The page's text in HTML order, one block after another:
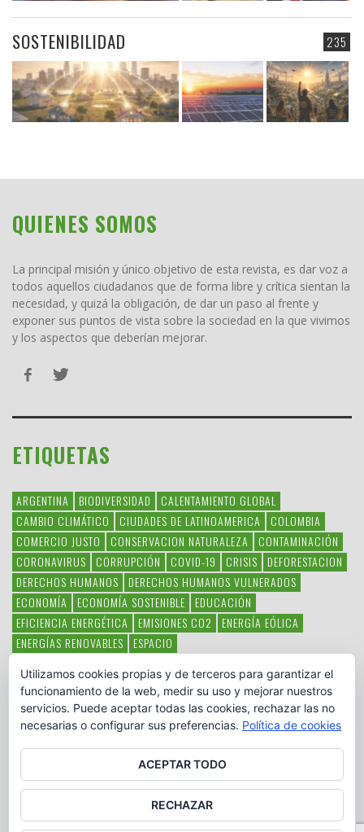
235
SOSTENIBILIDAD
QUIENES SOMOS
La principal misión y único objetivo de esta revista, es dar voz a
todos aquellos ciudadanos que de forma libre y crítica sientan la
necesidad, y quizá la obligación, de dar un paso al frente y
exponer sus puntos de vista sobre la sociedad en la que vivimos
y los aspectos que deberían mejorar.
ETIQUETAS
ARGENTINA BIODIVERSIDAD
CALENTAMIENTO GLOBAL
CAMBIO CLIMÁTICO
CIUDADES DE LATINOAMERICA
COLOMBIA
COMERCIO JUSTO
CONSERVACION NATURALEZA
CONTAMINACIÓN
CORONAVIRUS
CORRUPCIÓN COVID-19 CRISIS
DEFORESTACION
DERECHOS HUMANOS
DERECHOS HUMANOS VULNERADOS
ECONOMÍA
ECONOMÍA SOSTENIBLE
EDUCACIÓN
EFICIENCIA ENERGÉTICA
EMISIONES CO2
ENERGÍA EÓLICA
ENERGÍAS RENOVABLES
ESPACIO
HAMBRE LATINOAMÉRICA MEDIO AMBIENTE
MÉXICO
OBJETIVOS DEL MILENIO
ONGS PAZ POBREZA POESÍA
POLITICA
PUEBLOS INDÍGENAS RSC RSE
SOBERANÍA ALIMENTARIA
SOLIDARIDAD SOSTENIBILIDAD TECNOLOGÍA VERTIDO PETROLEO
Utilizamos cookies propias y de terceros para garantizar el
funcionamiento de la web, medir su uso y mejorar nuestros
servicios. Puede aceptar todas las cookies, rechazar las no
necesarias o configurar sus preferencias. Política de cookies
ACEPTAR TODO
RECHAZAR